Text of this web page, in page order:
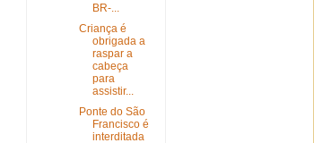
BR-...
Criança é
obrigada a
raspar a
cabeça
para
assistir...
Ponte do São
Francisco é
interditada